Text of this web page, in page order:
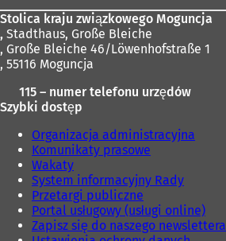
e
j
k
a
c
i
)
Stolica kraju związkowego Moguncja
, Stadthaus, Große Bleiche
, Große Bleiche 46/Löwenhofstraße 1
, 55116 Moguncja
115 – numer telefonu urzędów
Szybki dostęp
Organizacja administracyjna
Komunikaty prasowe
Wakaty
System informacyjny Rady
Przetargi publiczne
Portal usługowy (usługi online)
Zapisz się do naszego newslettera